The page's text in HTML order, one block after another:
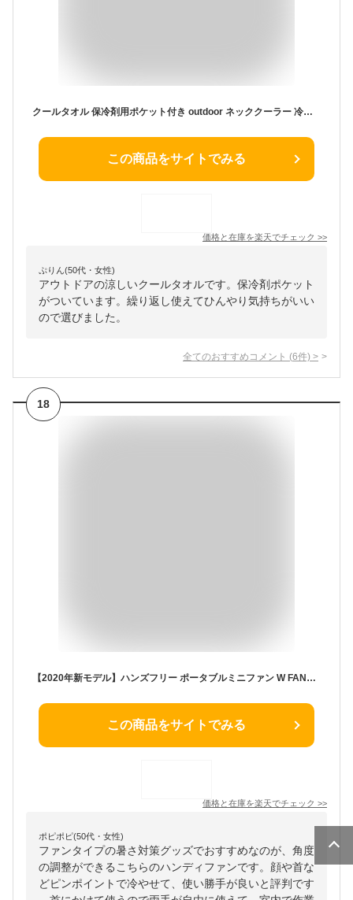
クールタオル 保冷剤用ポケット付き outdoor ネッククーラー 冷却タオル ネックタオル ブランド おしゃれ アイスタオル 綿100% 暑さ対策グッズ 熱中症対策 冷感タオル 冷たいタオル ひんやり 冷やすタオル 首 保冷 夏 涼しい スポーツタオル レディース キッズ
この商品をサイトでみる
価格と在庫を楽天でチェック >>
ぷりん(50代・女性)
アウトドアの涼しいクールタオルです。保冷剤ポケット
がついています。繰り返し使えてひんやり気持ちがいい
ので選びました。
全てのおすすめコメント (6件) >
18
【2020年新モデル】ハンズフリー ポータブルミニファン W FAN【扇風機 ハンディファン ポータブルファン 携帯 持ち運び 夏フェス イベント アウトドア キャンプ オフィス おしゃれ 熱中症対策グッズ 暑さ対策 涼しい usb 充電式 首掛け 誕生日プレゼント 母の日 ギフト】
この商品をサイトでみる
価格と在庫を楽天でチェック >>
ポピポピ(50代・女性)
ファンタイプの暑さ対策グッズでおすすめなのが、角度
の調整ができるこちらのハンディファンです。顔や首な
どピンポイントで冷やせて、使い勝手が良いと評判です